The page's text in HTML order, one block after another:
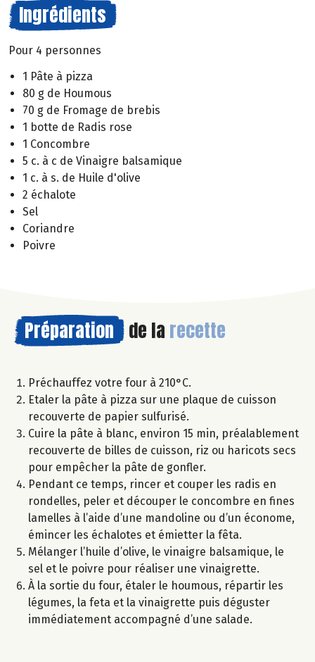
Ingrédients
Pour 4 personnes
1 Pâte à pizza
80 g de Houmous
70 g de Fromage de brebis
1 botte de Radis rose
1 Concombre
5 c. à c de Vinaigre balsamique
1 c. à s. de Huile d'olive
2 échalote
Sel
Coriandre
Poivre
Préparation de la recette
Préchauffez votre four à 210°C.
Etaler la pâte à pizza sur une plaque de cuisson
recouverte de papier sulfurisé.
Cuire la pâte à blanc, environ 15 min, préalablement
recouverte de billes de cuisson, riz ou haricots secs
pour empêcher la pâte de gonfler.
Pendant ce temps, rincer et couper les radis en
rondelles, peler et découper le concombre en fines
lamelles à l’aide d’une mandoline ou d’un économe,
émincer les échalotes et émietter la fêta.
Mélanger l’huile d’olive, le vinaigre balsamique, le
sel et le poivre pour réaliser une vinaigrette.
À la sortie du four, étaler le houmous, répartir les
légumes, la feta et la vinaigrette puis déguster
immédiatement accompagné d’une salade.